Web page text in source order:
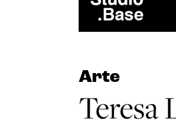
Arte
Teresa